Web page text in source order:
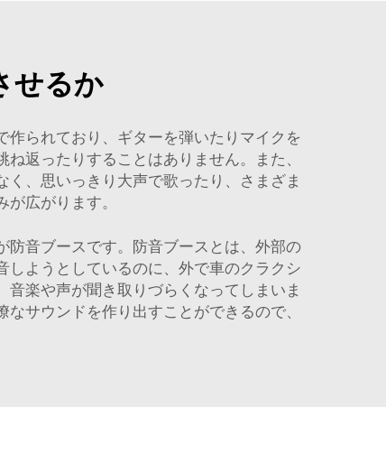
せるか
られており、ギターを弾いたりマイクを
返ったりすることはありません。また、
、思いっきり大声で歌ったり、さまざま
広がります。
音ブースです。防音ブースとは、外部の
ようとしているのに、外で車のクラクシ
楽や声が聞き取りづらくなってしまいま
サウンドを作り出すことができるので、